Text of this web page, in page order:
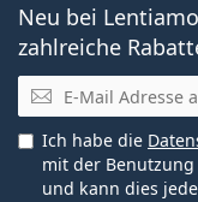
Neu bei
zahlreiche
E-Mail
Ich habe die
mit der
und kann dies